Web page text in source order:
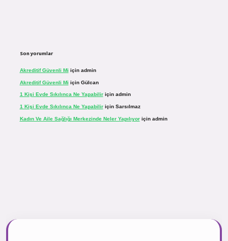
Son yorumlar
Akreditif Güvenli Mi için admin
Akreditif Güvenli Mi için Gülcan
1 Kişi Evde Sıkılınca Ne Yapabiliriçin admin
1 Kişi Evde Sıkılınca Ne Yapabiliriçin Sarsılmaz
Kadın Ve Aile Sağlığı Merkezinde Neler Yapılıyoriçin admin